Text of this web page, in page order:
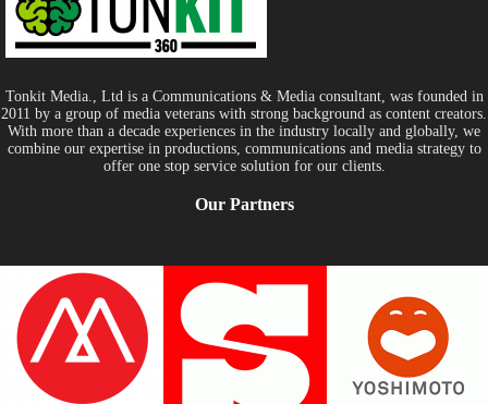
Tonkit Media., Ltd is a Communications & Media consultant, was founded in
2011 by a group of media veterans with strong background as content creators.
With more than a decade experiences in the industry locally and globally, we
combine our expertise in productions, communications and media strategy to
offer one stop service solution for our clients.
Our Partners